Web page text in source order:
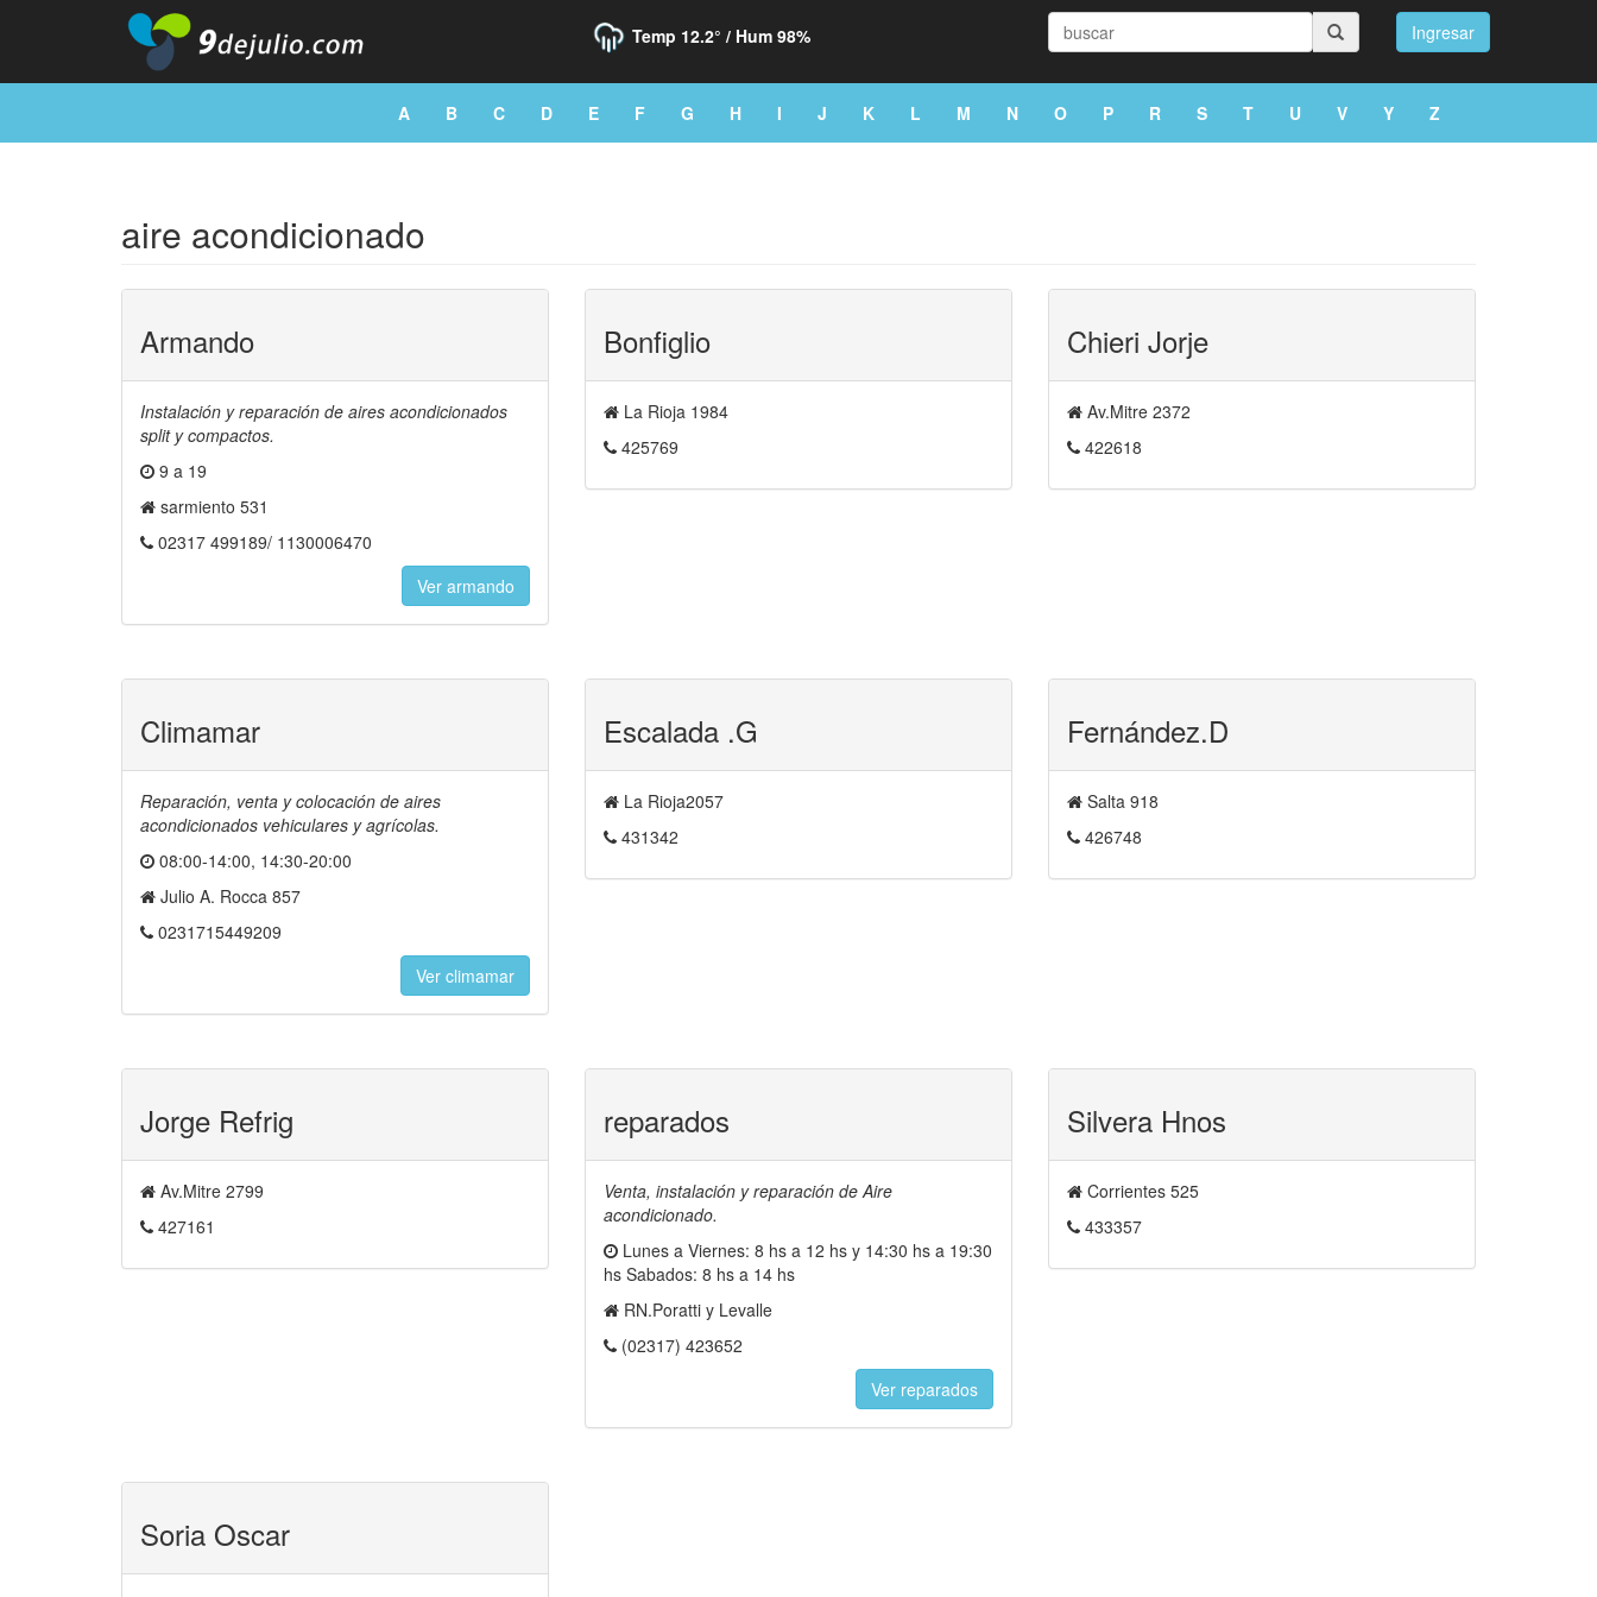
Ingresar
Temp 12.2° / Hum 98%
A B C D E F G H I J K L M N O P R S T U V Y Z
aire acondicionado
Armando
Instalación y reparación de aires acondicionados
split y compactos.
9 a 19
sarmiento 531
02317 499189/ 1130006470
Ver armando
Bonfiglio
La Rioja 1984
425769
Chieri Jorje
Av.Mitre 2372
422618
Climamar
Reparación, venta y colocación de aires
acondicionados vehiculares y agrícolas.
08:00-14:00, 14:30-20:00
Julio A. Rocca 857
0231715449209
Ver climamar
Escalada .G
La Rioja2057
431342
Fernández.D
Salta 918
426748
Jorge Refrig
Av.Mitre 2799
427161
reparados
Venta, instalación y reparación de Aire
acondicionado.
Lunes a Viernes: 8 hs a 12 hs y 14:30 hs a 19:30
hs Sabados: 8 hs a 14 hs
RN.Poratti y Levalle
(02317) 423652
Ver reparados
Silvera Hnos
Corrientes 525
433357
Soria Oscar